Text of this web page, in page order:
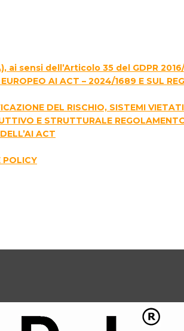
sensi dell’Articolo 35 del GDPR
AI ACT – 2024/1689 E SUL
DEL RISCHIO, SISTEMI
E STRUTTURALE
ACT
POLICY